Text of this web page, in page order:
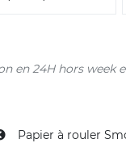
en 24H hors week
Papier à rouler